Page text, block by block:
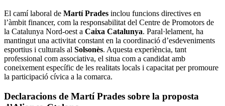
El camí laboral de Martí Prades inclou funcions directives en
l’àmbit financer, com la responsabilitat del Centre de Promotors de
la Catalunya Nord-oest a Caixa Catalunya. Paral·lelament, ha
mantingut una activitat constant en la coordinació d’esdeveniments
esportius i culturals al Solsonès. Aquesta experiència, tant
professional com associativa, el situa com a candidat amb
coneixement específic de les realitats locals i capacitat per promoure
la participació cívica a la comarca.
Declaracions de Martí Prades sobre la proposta